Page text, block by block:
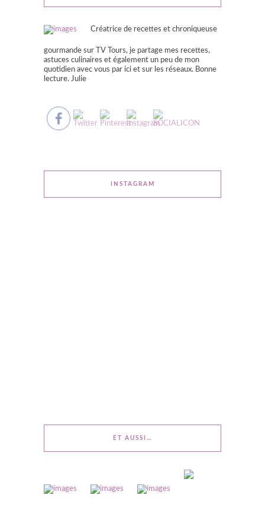
Créatrice de recettes et chroniqueuse
gourmande sur TV Tours, je partage mes recettes,
astuces culinaires et également un peu de mon
quotidien avec vous par ici et sur les réseaux. Bonne
lecture. Julie
INSTAGRAM
ET AUSSI…